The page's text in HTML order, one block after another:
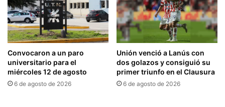
Convocaron a un paro
universitario para el
miércoles 12 de agosto
6 de agosto de 2026
Unión venció a Lanús con
dos golazos y consiguió su
primer triunfo en el Clausura
6 de agosto de 2026